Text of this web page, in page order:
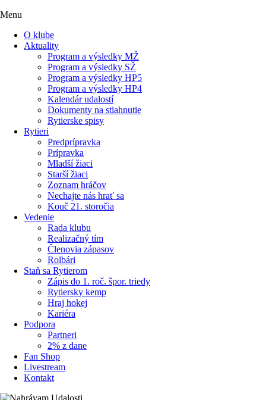
Menu
O klube
Aktuality
Program a výsledky MŽ
Program a výsledky SŽ
Program a výsledky HP5
Program a výsledky HP4
Kalendár udalostí
Dokumenty na stiahnutie
Rytierske spisy
Rytieri
Predprípravka
Prípravka
Mladší žiaci
Starší žiaci
Zoznam hráčov
Nechajte nás hrať sa
Kouč 21. storočia
Vedenie
Rada klubu
Realizačný tím
Členovia zápasov
Rolbári
Staň sa Rytierom
Zápis do 1. roč. špor. triedy
Rytiersky kemp
Hraj hokej
Kariéra
Podpora
Partneri
2% z dane
Fan Shop
Livestream
Kontakt